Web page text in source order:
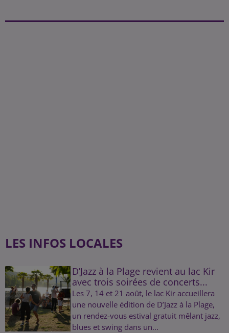
LES INFOS LOCALES
D’Jazz à la Plage revient au lac Kir
avec trois soirées de concerts...
Les 7, 14 et 21 août, le lac Kir accueillera
une nouvelle édition de D’Jazz à la Plage,
un rendez-vous estival gratuit mêlant jazz,
blues et swing dans un...